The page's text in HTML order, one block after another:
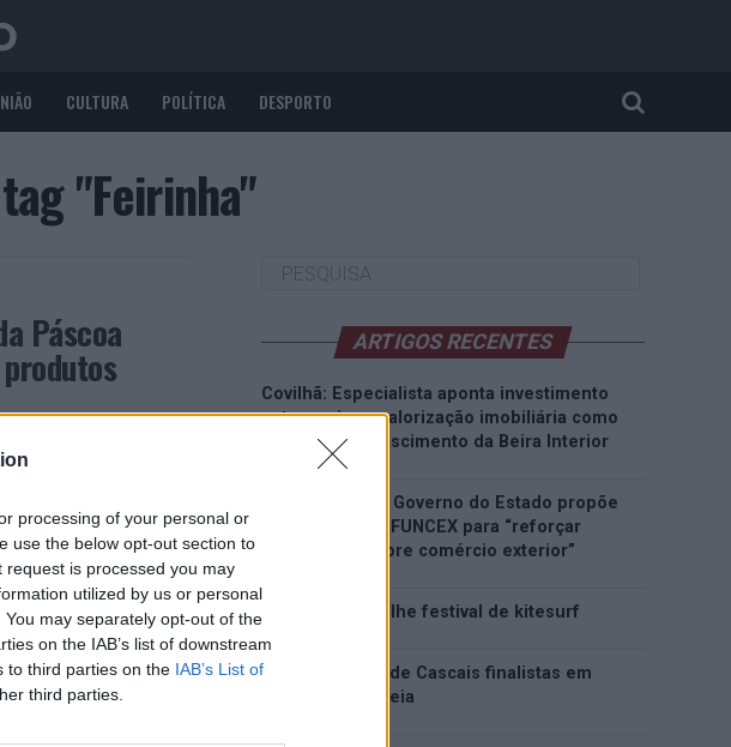
processing of your personal or
use the below opt-out section to
is processed you may
utilized by us or personal
may separately opt-out of the
on the IAB’s list of downstream
to third parties on the IAB’s List of
third parties.
CULTURA POLÍTICA DESPORTO
"Feirinha"
Páscoa
a Feirinha da
famílias que se
ARTIGOS RECENTES
Covilhã: Especialista aponta investimento
estrangeiro e valorização imobiliária como
motores do crescimento da Beira Interior
Rio de Janeiro: Governo do Estado propõe
parceria com a FUNCEX para “reforçar
inteligência sobre comércio exterior”
Esposende acolhe festival de kitesurf
Cinco projetos de Cascais finalistas em
iniciativa europeia